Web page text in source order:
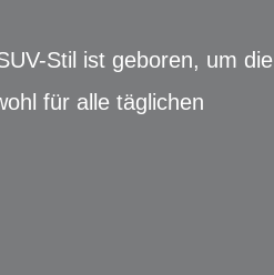
Stil ist geboren, um die
für alle täglichen